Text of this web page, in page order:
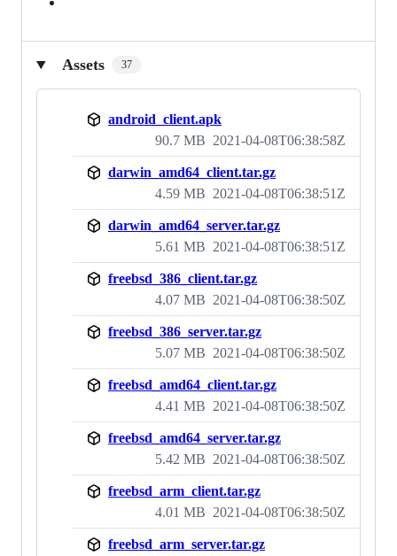
Assets 37
android_client.apk
90.7 MB 2021-04-08T06:38:58Z
darwin_amd64_client.tar.gz
4.59 MB 2021-04-08T06:38:51Z
darwin_amd64_server.tar.gz
5.61 MB 2021-04-08T06:38:51Z
freebsd_386_client.tar.gz
4.07 MB 2021-04-08T06:38:50Z
freebsd_386_server.tar.gz
5.07 MB 2021-04-08T06:38:50Z
freebsd_amd64_client.tar.gz
4.41 MB 2021-04-08T06:38:50Z
freebsd_amd64_server.tar.gz
5.42 MB 2021-04-08T06:38:50Z
freebsd_arm_client.tar.gz
4.01 MB 2021-04-08T06:38:50Z
freebsd_arm_server.tar.gz